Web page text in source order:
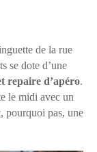
de la rue
se dote d’une
repaire d’apéro.
le midi avec un
pourquoi pas, une